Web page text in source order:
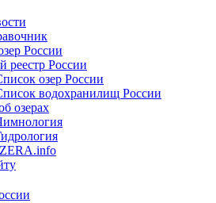
России
реестр России
озер России
водохранилищ России
озерах